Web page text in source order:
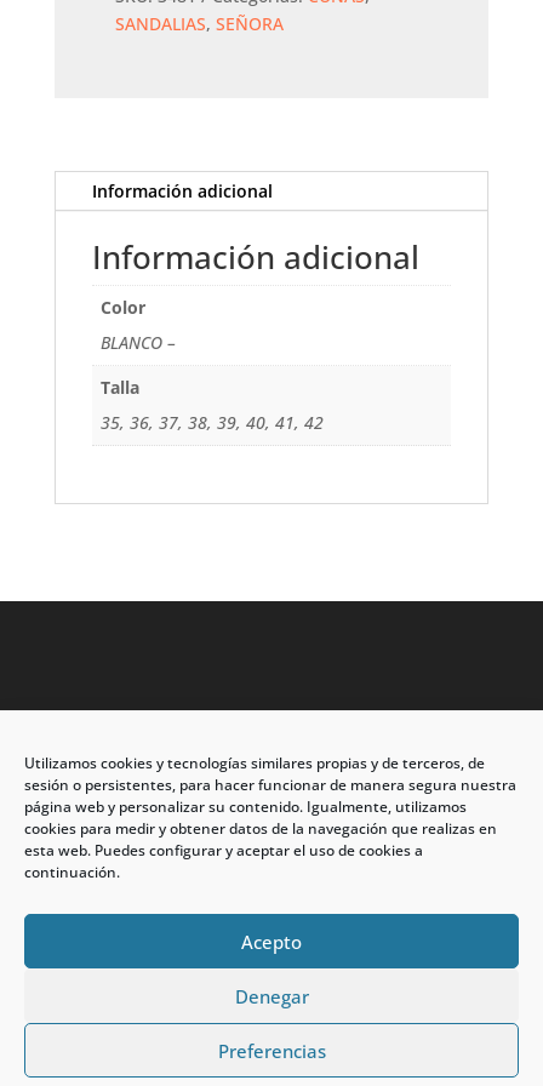
Utilizamos cookies y tecnologías similares propias y de terceros, de
sesión o persistentes, para hacer funcionar de manera segura nuestra
página web y personalizar su contenido. Igualmente, utilizamos
cookies para medir y obtener datos de la navegación que realizas en
esta web. Puedes configurar y aceptar el uso de cookies a
continuación.
Acepto
Denegar
Preferencias
SANDALIAS, SEÑORA
Información adicional
Información adicional
Color
BLANCO –
Talla
35, 36, 37, 38, 39, 40, 41, 42
Dirección: C/Eleuterio Quintanilla nº67 – Esq. Río de
Oro
CP: 33209, Gijón – Asturias
Teléfono: 985146502 – 647 72 54 95
calzadosmabel.com 2021 © Todos los derechos